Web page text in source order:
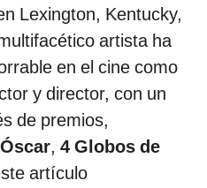
Lexington, Kentucky,
artista ha
en el cine como
y director, con un
de premios,
, 4 Globos de
artículo